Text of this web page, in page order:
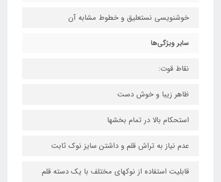
خوشنویسی نستعلیق و خطوط مشابه آن
سایر ویژگی‌ها
نقاط قوت:
ظاهر زیبا و خوش دست
استحکام بالا در تمام بخشها
عدم نیاز به تراش قلم و داشتن سایز نوک ثابت
قابلیت استفاده از نوکهای مختلف با یک دسته قلم